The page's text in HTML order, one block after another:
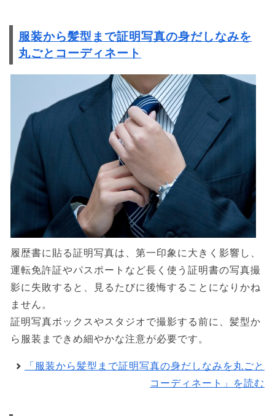
服装から髪型まで証明写真の身だしなみを
丸ごとコーディネート
履歴書に貼る証明写真は、第一印象に大きく影響し、
運転免許証やパスポートなど長く使う証明書の写真撮
影に失敗すると、見るたびに後悔することになりかね
ません。
証明写真ボックスやスタジオで撮影する前に、髪型か
ら服装まできめ細やかな注意が必要です。
「服装から髪型まで証明写真の身だしなみを丸ごと
コーディネート」を読む